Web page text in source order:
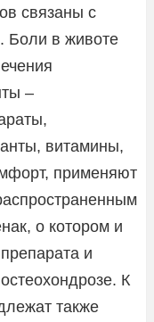
связаны с
Боли в животе
–
витамины,
применяют
о котором и
и
К
также